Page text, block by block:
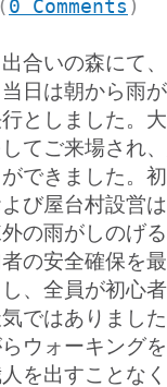
0 Comments )
合いの森にて
日は朝から雨
としました。
てご来場され
できました。
び屋台村設営
の雨がしのげ
の安全確保を
、全員が初心
ではありまし
ウォーキング
を出すことな